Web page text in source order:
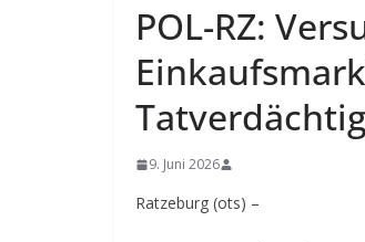
POL-RZ:
9. Juni 2026
Ratzeburg (ots) –